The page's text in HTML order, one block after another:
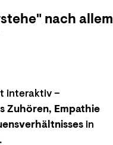
nach allem
interaktiv –
Zuhören, Empathie
in